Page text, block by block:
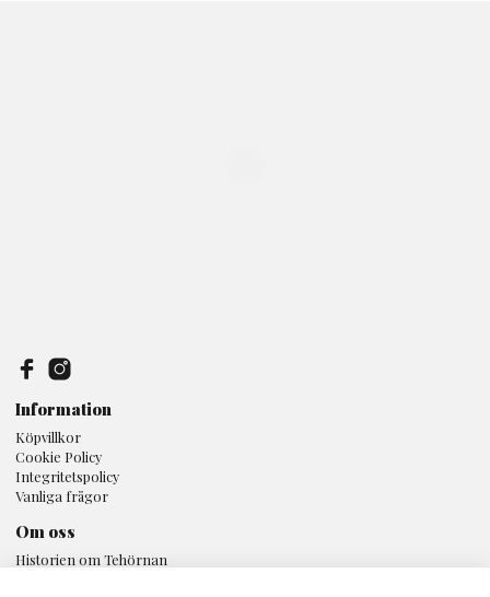
Om oss
Historien om Tehörnan
Information
Köpvillkor
Cookie Policy
Integritetspolicy
Vanliga frågor